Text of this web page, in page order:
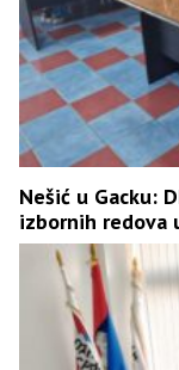
Nešić u Gacku:
izbornih redova